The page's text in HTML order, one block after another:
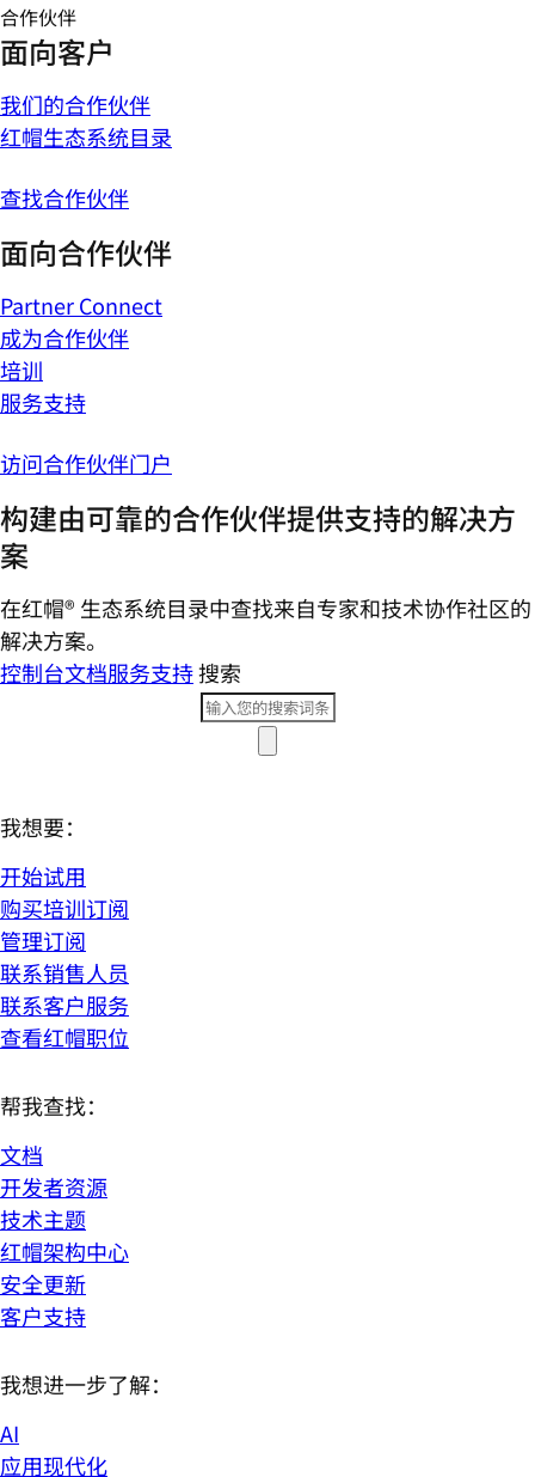
合作伙伴
面向客户
我们的合作伙伴
红帽生态系统目录
查找合作伙伴
面向合作伙伴
Partner Connect
成为合作伙伴
培训
服务支持
访问合作伙伴门户
构建由可靠的合作伙伴提供支持的解决方
案
在红帽® 生态系统目录中查找来自专家和技术协作社区的
解决方案。
控制台文档服务支持搜索
我想要：
开始试用
购买培训订阅
管理订阅
联系销售人员
联系客户服务
查看红帽职位
帮我查找：
文档
开发者资源
技术主题
红帽架构中心
安全更新
客户支持
我想进一步了解：
AI
应用现代化